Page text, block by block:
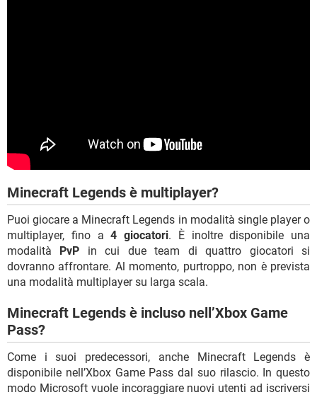
Minecraft Legends è multiplayer?
Puoi giocare a Minecraft Legends in modalità single player o
multiplayer, fino a4 giocatori. È inoltre disponibile una
modalità PvP in cui due team di quattro giocatori si
dovranno affrontare. Al momento, purtroppo, non è prevista
una modalità multiplayer su larga scala.
Minecraft Legends è incluso nell’Xbox Game
Pass?
Come i suoi predecessori, anche Minecraft Legends è
disponibile nell’Xbox Game Pass dal suo rilascio. In questo
modo Microsoft vuole incoraggiare nuovi utenti ad iscriversi